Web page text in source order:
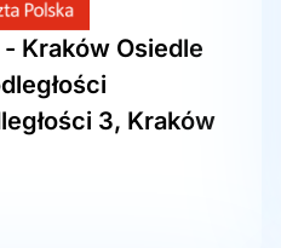
Kraków Osiedle
3, Kraków